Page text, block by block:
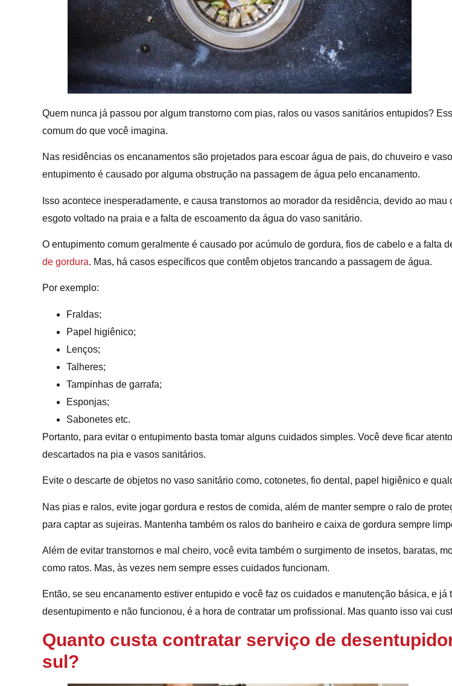
Quem nunca já passou por algum transtorno com pias, ralos ou vasos sanitários entupidos?
comum do que você imagina.
Nas residências os encanamentos são projetados para escoar água de pais, do chuveiro e
entupimento é causado por alguma obstrução na passagem de água pelo encanamento.
Isso acontece inesperadamente, e causa transtornos ao morador da residência, devido ao mau
esgoto voltado na praia e a falta de escoamento da água do vaso sanitário.
O entupimento comum geralmente é causado por acúmulo de gordura, fios de cabelo e a falta
de gordura. Mas, há casos específicos que contêm objetos trancando a passagem de água.
Por exemplo:
Fraldas;
Papel higiênico;
Lenços;
Talheres;
Tampinhas de garrafa;
Esponjas;
Sabonetes etc.
Portanto, para evitar o entupimento basta tomar alguns cuidados simples. Você deve ficar
descartados na pia e vasos sanitários.
Evite o descarte de objetos no vaso sanitário como, cotonetes, fio dental, papel higiênico e
Nas pias e ralos, evite jogar gordura e restos de comida, além de manter sempre o ralo de
para captar as sujeiras. Mantenha também os ralos do banheiro e caixa de gordura sempre
Além de evitar transtornos e mal cheiro, você evita também o surgimento de insetos, baratas,
como ratos. Mas, às vezes nem sempre esses cuidados funcionam.
Então, se seu encanamento estiver entupido e você faz os cuidados e manutenção básica, e já
desentupimento e não funcionou, é a hora de contratar um profissional. Mas quanto isso vai
Quanto custa contratar serviço de
sul?